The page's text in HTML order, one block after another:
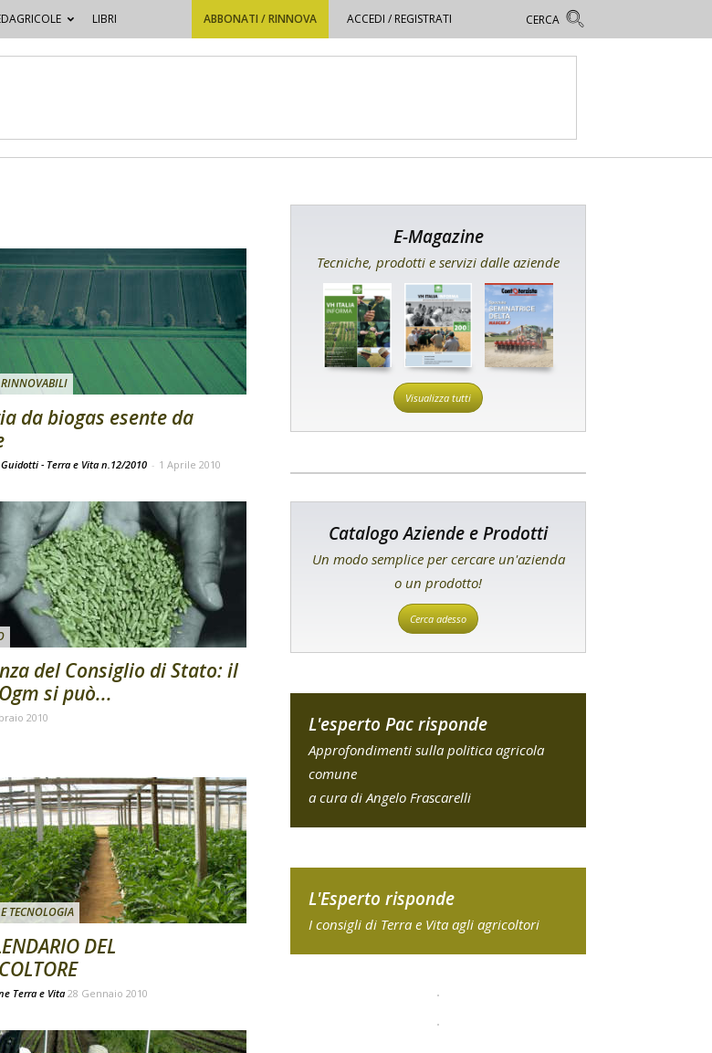
LIBRI ABBONATI / RINNOVA ACCEDI / REGISTRATI
RINNOVABILI
da biogas esente da
- Terra e Vita n.12/2010 - 1 Aprile 2010
del Consiglio di Stato: il
si può...
2010
TECNOLOGIA
DEL
Terra e Vita28 Gennaio 2010
E-Magazine
Tecniche, prodotti e servizi dalle aziende
Visualizza tutti
Catalogo Aziende e Prodotti
Un modo semplice per cercare un'azienda
o un prodotto!
Cerca adesso
L'esperto Pac risponde
Approfondimenti sulla politica agricola
comune
a cura di Angelo Frascarelli
L'Esperto risponde
I consigli di Terra e Vita agli agricoltori